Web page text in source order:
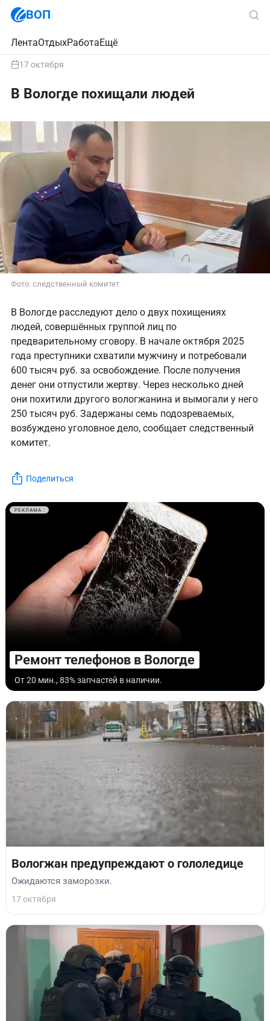
ВОП
ЛентаОтдыхРаботаЕщё
17 октября
В Вологде похищали людей
Фото: следственный комитет
В Вологде расследуют дело о двух похищениях
людей, совершённых группой лиц по
предварительному сговору. В начале октября 2025
года преступники схватили мужчину и потребовали
600 тысяч руб. за освобождение. После получения
денег они отпустили жертву. Через несколько дней
они похитили другого вологжанина и вымогали у него
250 тысяч руб. Задержаны семь подозреваемых,
возбуждено уголовное дело, сообщает следственный
комитет.
Поделиться
РЕКЛАМА
Ремонт телефонов в Вологде
От 20 мин., 83% запчастей в наличии.
Вологжан предупреждают о гололедице
Ожидаются заморозки.
17 октября